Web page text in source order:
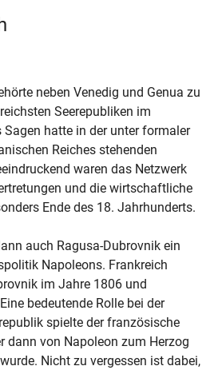
neben Venedig und Genua zu
Seerepubliken im
Sagen hatte in der unter formaler
Reiches stehenden
waren das Netzwerk
und die wirtschaftliche
Ende des 18. Jahrhunderts.
auch Ragusa-Dubrovnik ein
Napoleons. Frankreich
im Jahre 1806 und
bedeutende Rolle bei der
spielte der französische
dann von Napoleon zum Herzog
Nicht zu vergessen ist dabei,